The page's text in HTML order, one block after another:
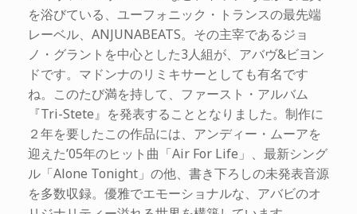
を浴びている、ユーフォニック・トランスの最先端
レーベル、ANJUNABEATS。その主宰であるジョ
ノ・グラントを中心とした3人組が、アバヴ&ビヨン
ドです。マドンナのリミキサーとしても有名です
ね。このたび満を持して、ファースト・アルバム
『Tri-Stete』を発表することとなりました。制作に
２年を要したこの作品には、アンディー・ムーアを
迎えた’05年のヒット曲「Air For Life」、最新シング
ル「Alone Tonight」の他、書き下ろしの未発表音源
を多数収録。優雅でエモーショナルな、アバビのオ